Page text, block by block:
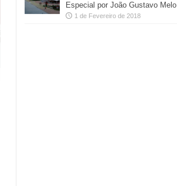
Especial por João Gustavo Melo
1 de Fevereiro de 2018